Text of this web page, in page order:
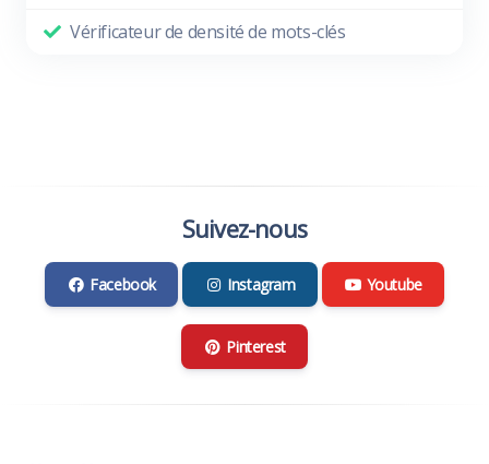
Vérificateur de densité de mots-clés
Suivez-nous
Facebook Instagram Youtube
Pinterest